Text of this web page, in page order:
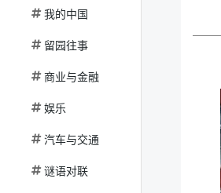
我的中国
留园往事
商业与金融
娱乐
汽车与交通
谜语对联